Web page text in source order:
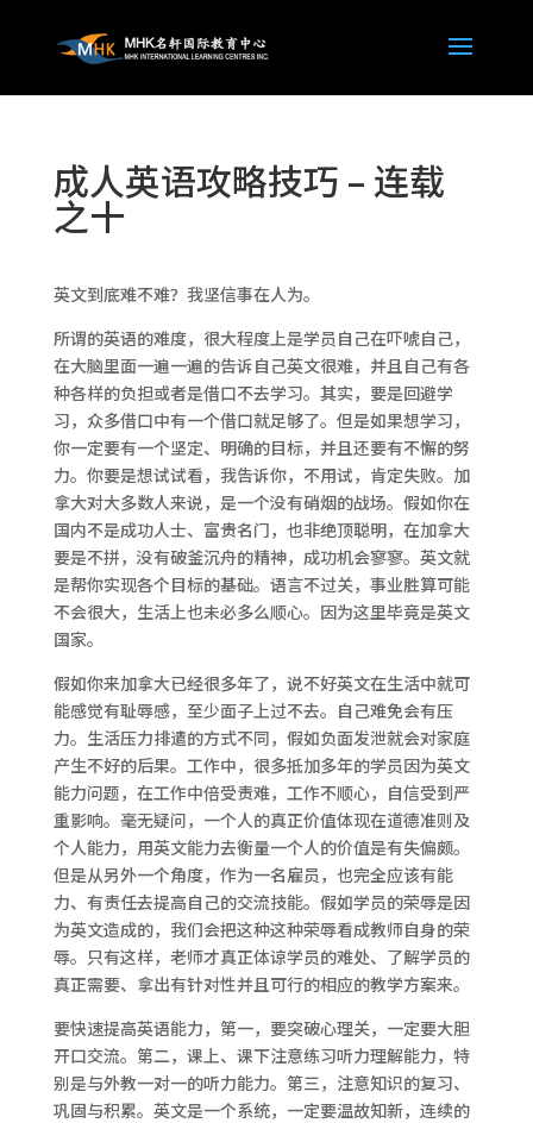
成人英语攻略技巧 – 连载
之十
英文到底难不难？我坚信事在人为。
所谓的英语的难度，很大程度上是学员自己在吓唬自己，
在大脑里面一遍一遍的告诉自己英文很难，并且自己有各
种各样的负担或者是借口不去学习。其实，要是回避学
习，众多借口中有一个借口就足够了。但是如果想学习，
你一定要有一个坚定、明确的目标，并且还要有不懈的努
力。你要是想试试看，我告诉你，不用试，肯定失败。加
拿大对大多数人来说，是一个没有硝烟的战场。假如你在
国内不是成功人士、富贵名门，也非绝顶聪明，在加拿大
要是不拼，没有破釜沉舟的精神，成功机会寥寥。英文就
是帮你实现各个目标的基础。语言不过关，事业胜算可能
不会很大，生活上也未必多么顺心。因为这里毕竟是英文
国家。
假如你来加拿大已经很多年了，说不好英文在生活中就可
能感觉有耻辱感，至少面子上过不去。自己难免会有压
力。生活压力排遣的方式不同，假如负面发泄就会对家庭
产生不好的后果。工作中，很多抵加多年的学员因为英文
能力问题，在工作中倍受责难，工作不顺心，自信受到严
重影响。毫无疑问，一个人的真正价值体现在道德准则及
个人能力，用英文能力去衡量一个人的价值是有失偏颇。
但是从另外一个角度，作为一名雇员，也完全应该有能
力、有责任去提高自己的交流技能。假如学员的荣辱是因
为英文造成的，我们会把这种这种荣辱看成教师自身的荣
辱。只有这样，老师才真正体谅学员的难处、了解学员的
真正需要、拿出有针对性并且可行的相应的教学方案来。
要快速提高英语能力，第一，要突破心理关，一定要大胆
开口交流。第二，课上、课下注意练习听力理解能力，特
别是与外教一对一的听力能力。第三，注意知识的复习、
巩固与积累。英文是一个系统，一定要温故知新，连续的